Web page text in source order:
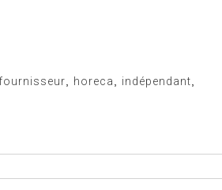
fournisseur horeca indépendant